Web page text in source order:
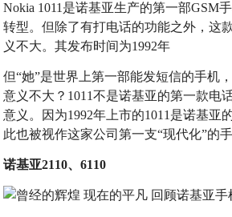
Nokia 1011是诺基亚生产的第一部GSM
转型。但除了有打电话的功能之外，这
义不大。其发布时间为1992年
但“她”是世界上第一部能发短信的手机
意义不大？1011不是诺基亚的第一款电
意义。因为1992年上市的1011是诺基亚
此也被视作这家公司第一支“现代化”的手
诺基亚2110、6110